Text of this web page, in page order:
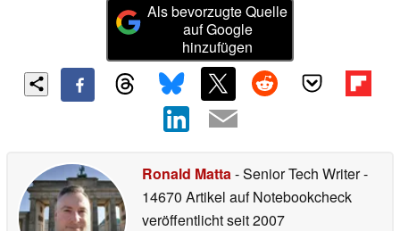
Als bevorzugte Quelle
auf Google
hinzufügen
Ronald Matta- Senior Tech Writer-
14670 Artikel auf Notebookcheck
veröffentlichtseit 2007